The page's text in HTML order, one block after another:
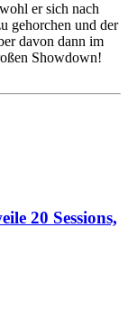
er sich nach
gehorchen und der
davon dann im
Showdown!
20 Sessions,